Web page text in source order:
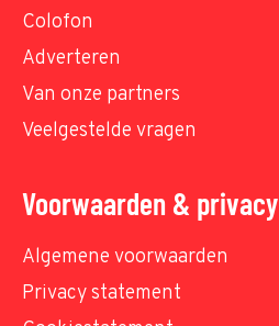
Colofon
Adverteren
Van onze partners
Veelgestelde vragen
Voorwaarden & privacy
Algemene voorwaarden
Privacy statement